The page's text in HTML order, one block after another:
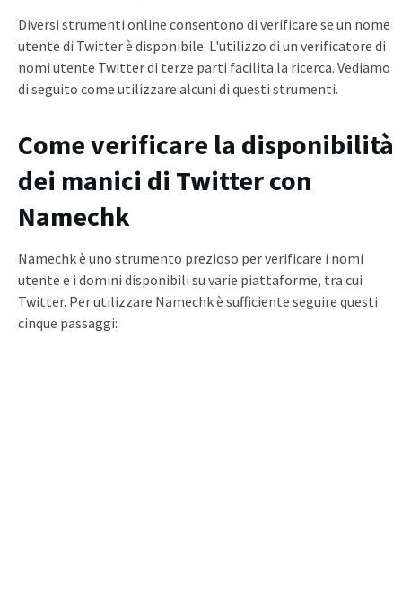
Diversi strumenti online consentono di verificare se un nome
utente di Twitter è disponibile. L'utilizzo di un verificatore di
nomi utente Twitter di terze parti facilita la ricerca. Vediamo
di seguito come utilizzare alcuni di questi strumenti.
Come verificare la disponibilità
dei manici di Twitter con
Namechk
Namechk è uno strumento prezioso per verificare i nomi
utente e i domini disponibili su varie piattaforme, tra cui
Twitter. Per utilizzare Namechk è sufficiente seguire questi
cinque passaggi: